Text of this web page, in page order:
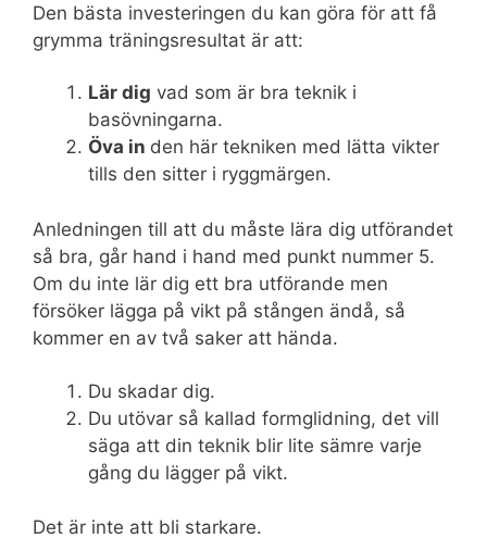
Den bästa investeringen du kan göra för att få
grymma träningsresultat är att:
Lär dig vad som är bra teknik i
basövningarna.
Öva in den här tekniken med lätta vikter
tills den sitter i ryggmärgen.
Anledningen till att du måste lära dig utförandet
så bra, går hand i hand med punkt nummer 5.
Om du inte lär dig ett bra utförande men
försöker lägga på vikt på stången ändå, så
kommer en av två saker att hända.
Du skadar dig.
Du utövar så kallad formglidning, det vill
säga att din teknik blir lite sämre varje
gång du lägger på vikt.
Det är inte att bli starkare.